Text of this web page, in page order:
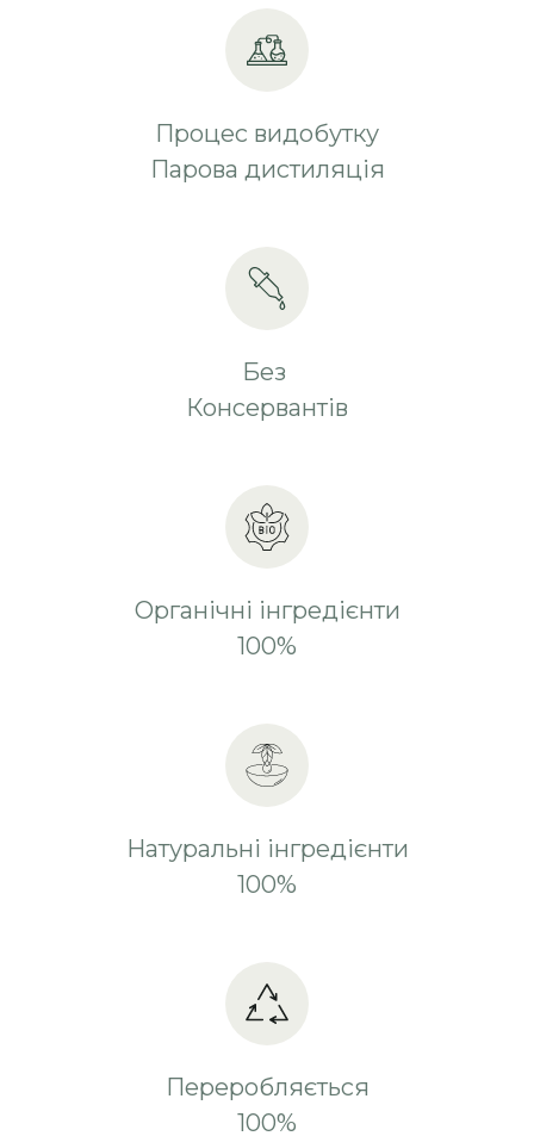
Процес видобутку
Парова дистиляція
Без
Консервантів
Органічні інгредієнти
100%
Натуральні інгредієнти
100%
Переробляється
100%